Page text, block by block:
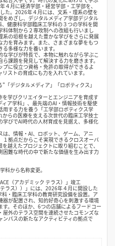
月に経済学部・経営学部・工学部を、
た。2026年４月には、文系・理系の壁を
めざし、デジタルメディア学部デジタル
健康科学部臨床工学科の３つの学科を開
体制から２専攻制への改組も行いまし
系の垣根を越えた豊かな学びをさらに発展
を育みます。また、さまざまな夢をもつ
多様な力を養います。
学びが特長で、本物に触れながら学ぶこ
課題を発見して解決する力を磨きます。
に役立つ資格・免許の取得ができるよ
ストの育成にも力を入れています。
デジタルメディア」「ロボティクス」
学びクリエイターとエンジニアを育成す
ア学科」、最先端のAI・情報技術を駆使
用する力を養う「工学部ロボティクス学
らの医療を支える次世代の臨床工学技士
びでAI時代の人材育成を見据え、多様化
、情報・AI、ロボット、ゲーム、アニ
１拠点だからこそ実現できるクロスオーバ
越えたプロジェクトに取り組むことで、
難な時代の中で新たな価値を生み出す力
科から名称変更。
（アカデミック テラス）」竣工
テラス））」には、2026年４月に開設した
・臨床工学科の教育研究設備を設置。ア
器が配置され、知的好奇心を刺激する環境
。そのほか、6つの店舗によるフードコー
屋外のテラス空間を連続させたコモンズな
パスの新たなアクティビティの拠点で